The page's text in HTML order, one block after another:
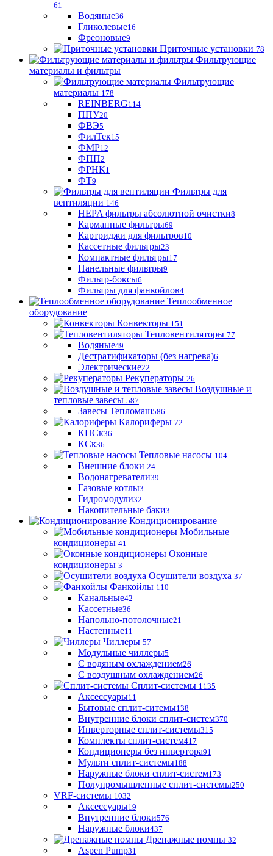
61
Водяные36
Гликолевые16
Фреоновые9
Приточные установки 78
Фильтрующие
материалы и фильтры
Фильтрующие
материaлы 178
REINBERG114
ППУ20
ФВЭ5
ФилТек15
ФМР12
ФПП2
ФРНК1
ФТ9
Фильтры для
вентиляции 146
HEPA фильтры абсолютной очистки8
Карманные фильтры69
Картриджи для фильтров10
Кассетные фильтры23
Компактные фильтры17
Панельные фильтры9
Фильтр-боксы6
Фильтры для фанкойлов4
Теплообменное
оборудование
Конвекторы 151
Тепловентиляторы 77
Водяные49
Дестратификаторы (без нагрева)6
Электрические22
Рекуператоры 26
Воздушные и
тепловые завесы 587
Завесы Тепломаш586
Калориферы 72
КПСк36
КСк36
Тепловые насосы 104
Внешние блоки 24
Водонагреватели39
Газовые котлы3
Гидромодули32
Накопительные баки3
Кондиционирование
Мобильные
кондиционеры 41
Оконные
кондиционеры 3
Осушители воздуха 37
Фанкойлы 110
Канальные42
Кассетные36
Напольно-потолочные21
Настенные11
Чиллеры 57
Модульные чиллеры5
С водяным охлаждением26
С воздушным охлаждением26
Сплит-системы 1135
Аксессуары11
Бытовые сплит-ситемы138
Внутренние блоки сплит-систем370
Инверторные сплит-системы315
Комплекты сплит-систем417
Кондиционеры без инвертора91
Мульти сплит-системы188
Наружные блоки сплит-систем173
Полупромышленные сплит-системы250
VRF-системы 1032
Аксессуары19
Внутренние блоки576
Наружные блоки437
Дренажные помпы 32
Aspen Pump31